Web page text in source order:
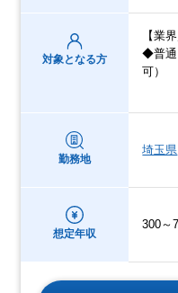
対象となる方
【業
◆普通
可）
勤務地
埼玉県
想定年収
300～